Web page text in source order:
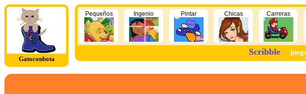
Gatoconbota
Pequeños Ingenio Pintar Chicas Carreras
Scribble